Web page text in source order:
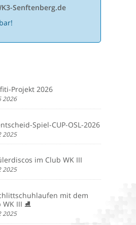
Senftenberg.de
Projekt 2026
2026
Spiel-CUP-OSL-2026
2025
im Club WK III
2025
mit dem
WK III ⛸️
2025